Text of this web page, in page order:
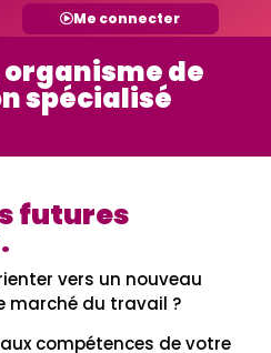
Me connecter
organisme de
spécialisé
futures
vers un nouveau
marché du travail ?
compétences de votre